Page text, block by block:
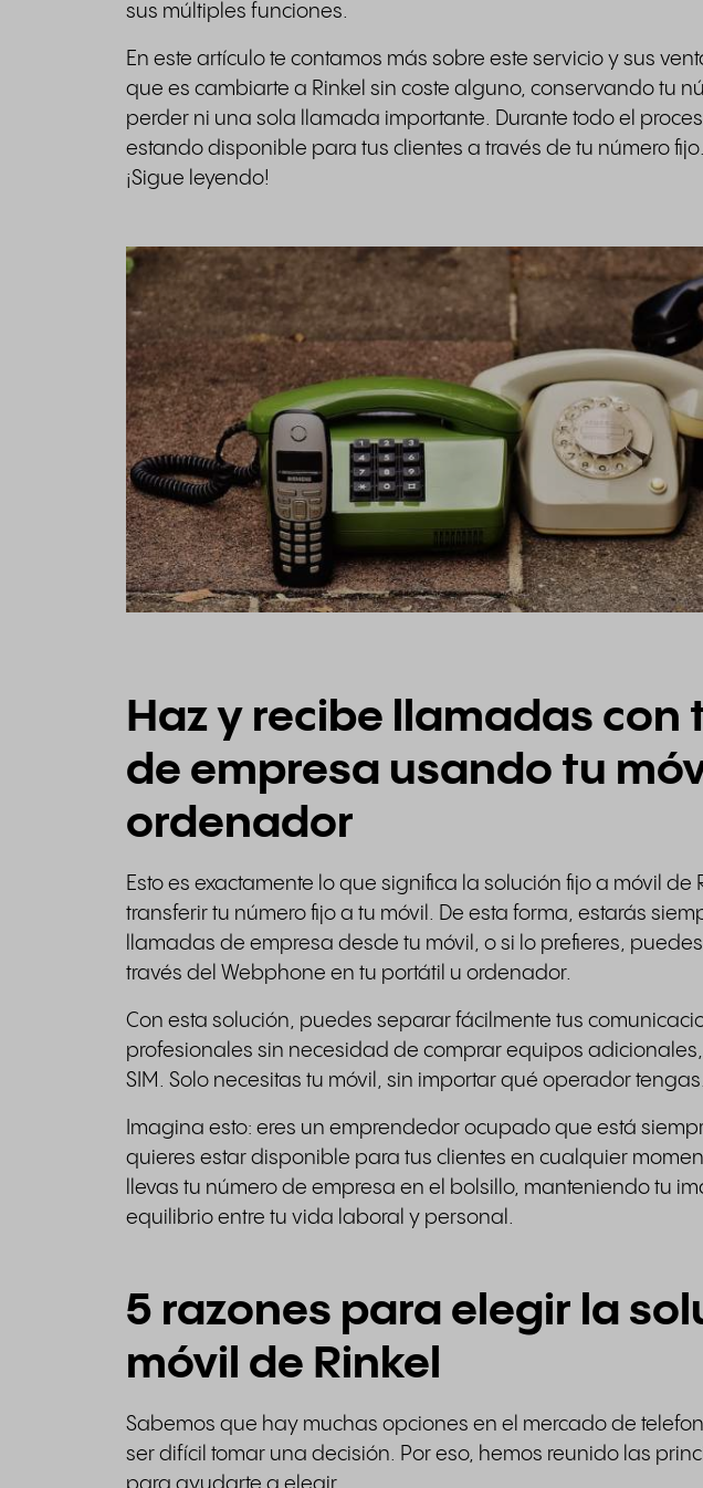
sus múltiples funciones.
En este artículo te contamos más sobre este servicio y sus
que es cambiarte a Rinkel sin coste alguno, conservando tu
perder ni una sola llamada importante. Durante todo el
estando disponible para tus clientes a través de tu número
¡Sigue leyendo!
Haz y recibe llamadas con
de empresa usando tu
ordenador
Esto es exactamente lo que significa la solución fijo a móvil de
transferir tu número fijo a tu móvil. De esta forma, estarás
llamadas de empresa desde tu móvil, o si lo prefieres,
través del Webphone en tu portátil u ordenador.
Con esta solución, puedes separar fácilmente tus
profesionales sin necesidad de comprar equipos
SIM. Solo necesitas tu móvil, sin importar qué operador tengas.
Imagina esto: eres un emprendedor ocupado que está
quieres estar disponible para tus clientes en cualquier
llevas tu número de empresa en el bolsillo, manteniendo tu
equilibrio entre tu vida laboral y personal.
5 razones para elegir la
móvil de Rinkel
Sabemos que hay muchas opciones en el mercado de
ser difícil tomar una decisión. Por eso, hemos reunido las
para ayudarte a elegir.